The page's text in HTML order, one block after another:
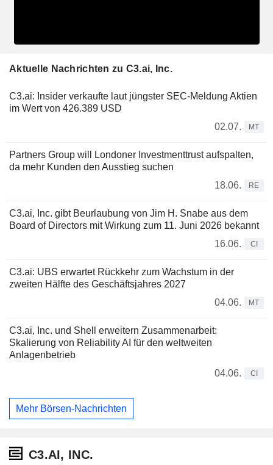
Aktuelle Nachrichten zu C3.ai, Inc.
C3.ai: Insider verkaufte laut jüngster SEC-Meldung Aktien
im Wert von 426.389 USD
02.07.
MT
Partners Group will Londoner Investmenttrust aufspalten,
da mehr Kunden den Ausstieg suchen
18.06.
RE
C3.ai, Inc. gibt Beurlaubung von Jim H. Snabe aus dem
Board of Directors mit Wirkung zum 11. Juni 2026 bekannt
16.06.
CI
C3.ai: UBS erwartet Rückkehr zum Wachstum in der
zweiten Hälfte des Geschäftsjahres 2027
04.06.
MT
C3.ai, Inc. und Shell erweitern Zusammenarbeit:
Skalierung von Reliability AI für den weltweiten
Anlagenbetrieb
04.06.
CI
Mehr Börsen-Nachrichten
C3.AI, INC.